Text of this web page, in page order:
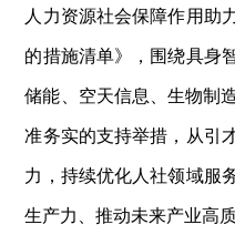
人力资源社会保障作用助
的措施清单》，围绕具身
储能、空天信息、生物制
准务实的支持举措，从引
力，持续优化人社领域服
生产力、推动未来产业高